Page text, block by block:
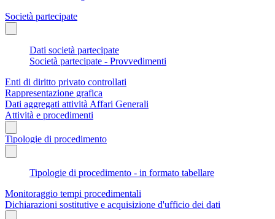
Società partecipate
Dati società partecipate
Società partecipate - Provvedimenti
Enti di diritto privato controllati
Rappresentazione grafica
Dati aggregati attività Affari Generali
Attività e procedimenti
Tipologie di procedimento
Tipologie di procedimento - in formato tabellare
Monitoraggio tempi procedimentali
Dichiarazioni sostitutive e acquisizione d'ufficio dei dati